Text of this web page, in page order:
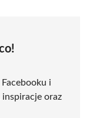
Facebooku i
oraz